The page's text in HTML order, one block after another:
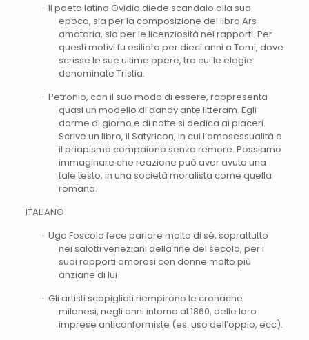
· Il poeta latino Ovidio diede scandalo alla sua
epoca, sia per la composizione del libro Ars
amatoria, sia per le licenziosità nei rapporti. Per
questi motivi fu esiliato per dieci anni a Tomi, dove
scrisse le sue ultime opere, tra cui le elegie
denominate Tristia.
· Petronio, con il suo modo di essere, rappresenta
quasi un modello di dandy ante litteram. Egli
dorme di giorno e di notte si dedica ai piaceri.
Scrive un libro, il Satyricon, in cui l’omosessualità e
il priapismo compaiono senza remore. Possiamo
immaginare che reazione può aver avuto una
tale testo, in una società moralista come quella
romana.
ITALIANO
· Ugo Foscolo fece parlare molto di sé, soprattutto
nei salotti veneziani della fine del secolo, per i
suoi rapporti amorosi con donne molto più
anziane di lui
· Gli artisti scapigliati riempirono le cronache
milanesi, negli anni intorno al 1860, delle loro
imprese anticonformiste (es. uso dell’oppio, ecc).